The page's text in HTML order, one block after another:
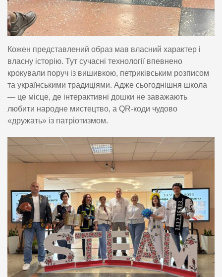
Кожен представлений образ мав власний характер і
власну історію. Тут сучасні технології впевнено
крокували поруч із вишивкою, петриківським розписом
та українськими традиціями. Адже сьогоднішня школа
— це місце, де інтерактивні дошки не заважають
любити народне мистецтво, а QR-коди чудово
«дружать» із патріотизмом.